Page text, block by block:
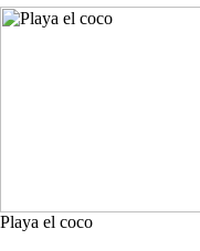
Playa el coco